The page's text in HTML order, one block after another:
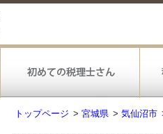
トップページ > 宮城県 > 気仙沼市